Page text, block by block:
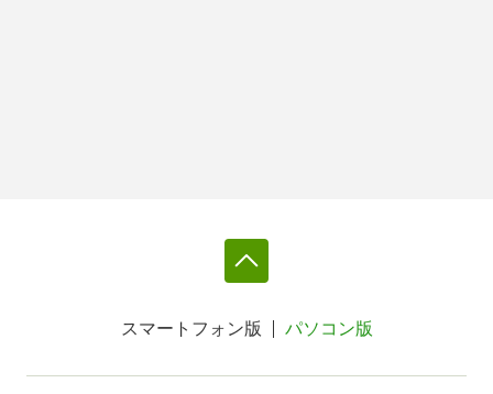
スマートフォン版 パソコン版